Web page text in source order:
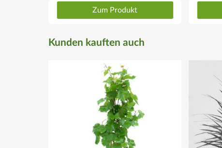
Zum Produkt
Kunden kauften auch